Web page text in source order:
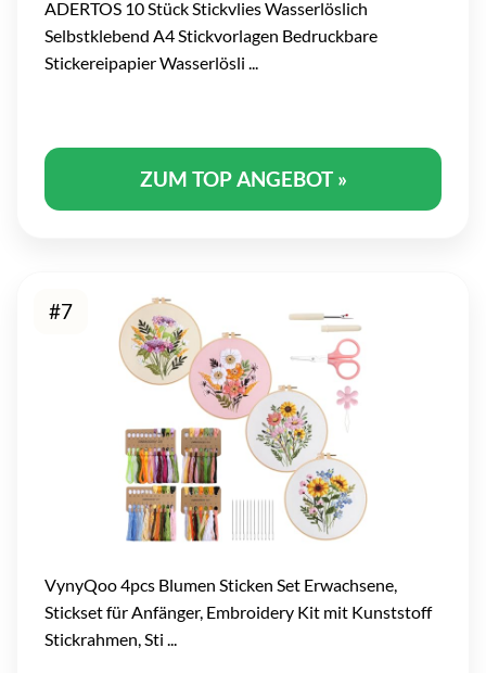
ADERTOS 10 Stück Stickvlies Wasserlöslich
Selbstklebend A4 Stickvorlagen Bedruckbare
Stickereipapier Wasserlösli ...
ZUM TOP ANGEBOT »
#7
VynyQoo 4pcs Blumen Sticken Set Erwachsene,
Stickset für Anfänger, Embroidery Kit mit Kunststoff
Stickrahmen, Sti ...